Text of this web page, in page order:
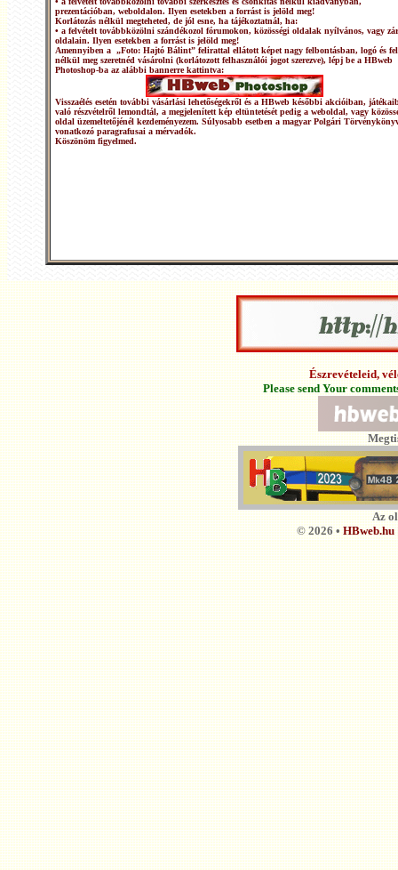
prezentációban, weboldalon. Ilyen esetekben a forrást is jelöld meg!
Korlátozás nélkül megteheted, de jól esne, ha tájékoztatnál, ha:
• a felvételt továbbközölni szándékozol fórumokon, közösségi oldalak nyílvános, vagy
oldalain. Ilyen esetekben a forrást is jelöld meg!
Amennyiben a „Foto: Hajtó Bálint” felirattal ellátott képet nagy felbontásban, logó és
nélkül meg szeretnéd vásárolni (korlátozott felhasználói jogot szerezve), lépj be a HBweb
Photoshop-ba az alábbi bannerre kattintva:
Visszaélés esetén további vásárlási lehetőségekről és a HBweb későbbi akcióiban,
való részvételről lemondtál, a megjelenített kép eltüntetését pedig a weboldal, vagy
oldal üzemeltetőjénél kezdeményezem. Súlyosabb esetben a magyar Polgári
vonatkozó paragrafusai a mérvadók.
Köszönöm figyelmed.
Észrevételeid,
Please send Your
Az
© 2026 •HBweb.hu